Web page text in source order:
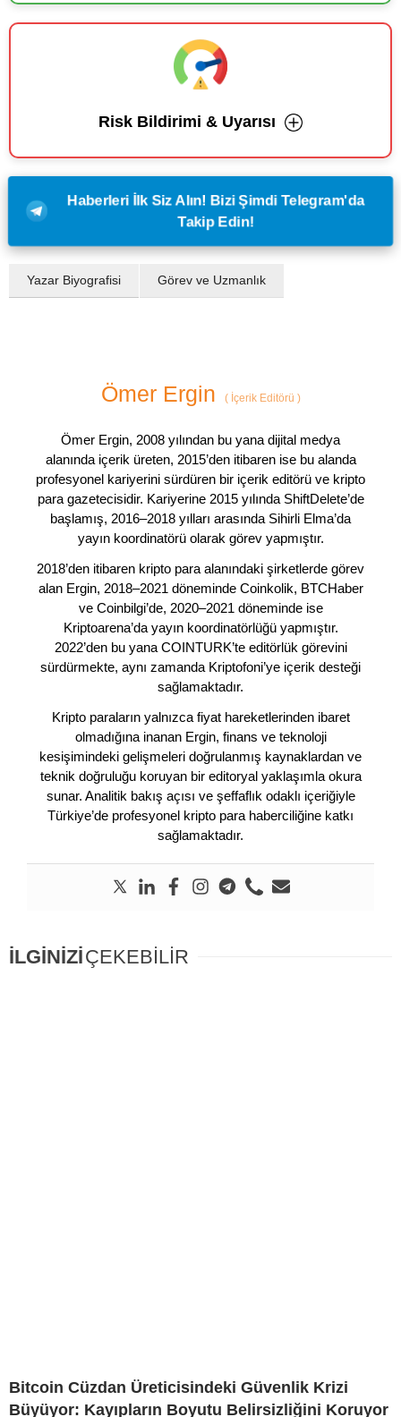
Risk Bildirimi & Uyarısı
Haberleri İlk Siz Alın! Bizi Şimdi Telegram'da
Takip Edin!
Yazar Biyografisi Görev ve Uzmanlık
Ömer Ergin (İçerik Editörü )
Ömer Ergin, 2008 yılından bu yana dijital medya
alanında içerik üreten, 2015’den itibaren ise bu alanda
profesyonel kariyerini sürdüren bir içerik editörü ve kripto
para gazetecisidir. Kariyerine 2015 yılında ShiftDelete’de
başlamış, 2016–2018 yılları arasında Sihirli Elma’da
yayın koordinatörü olarak görev yapmıştır.
2018’den itibaren kripto para alanındaki şirketlerde görev
alan Ergin, 2018–2021 döneminde Coinkolik, BTCHaber
ve Coinbilgi’de, 2020–2021 döneminde ise
Kriptoarena’da yayın koordinatörlüğü yapmıştır.
2022’den bu yana COINTURK’te editörlük görevini
sürdürmekte, aynı zamanda Kriptofoni’ye içerik desteği
sağlamaktadır.
Kripto paraların yalnızca fiyat hareketlerinden ibaret
olmadığına inanan Ergin, finans ve teknoloji
kesişimindeki gelişmeleri doğrulanmış kaynaklardan ve
teknik doğruluğu koruyan bir editoryal yaklaşımla okura
sunar. Analitik bakış açısı ve şeffaflık odaklı içeriğiyle
Türkiye’de profesyonel kripto para haberciliğine katkı
sağlamaktadır.
İLGİNİZİÇEKEBİLİR
Bitcoin Cüzdan Üreticisindeki Güvenlik Krizi
Büyüyor: Kayıpların Boyutu Belirsizliğini Koruyor